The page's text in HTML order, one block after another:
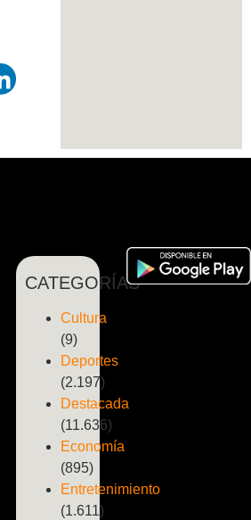
CATEGORÍAS
Cultura
(9)
Deportes
(2.197)
Destacada
(11.636)
Economía
(895)
Entretenimiento
(1.611)